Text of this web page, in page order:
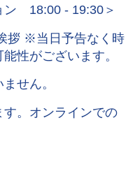
ン 18:00 - 19:30＞
拶 ※当日予告なく時
性がございます。
せん。
。オンラインでの